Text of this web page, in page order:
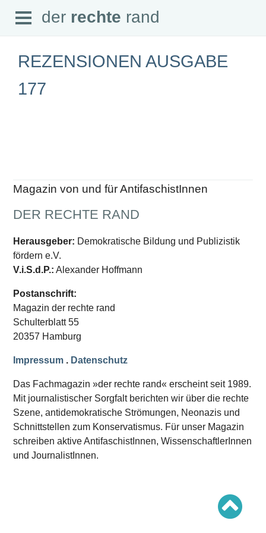
der rechte rand
Abonnement
Downloads
Datenschutz
SCHWERPUNKTE
Schwerpunkte Übersicht
Schwerpunkt AFD-Verbot
Schwerpunkt »Identitäre Bewegung«
Schwerpunkt »Reichsbürger«
Schwerpunkt NPD
Ausgaben Übersicht
Ausgabe 220
Ausgabe 219
Ausgabe 217
Ausgabe 216
Open
Menu
der rechte rand
REZENSIONEN AUSGABE
177
Magazin von und für AntifaschistInnen
DER RECHTE RAND
Herausgeber: Demokratische Bildung und Publizistik
fördern e.V.
V.i.S.d.P.: Alexander Hoffmann
Postanschrift:
Magazin der rechte rand
Schulterblatt 55
20357 Hamburg
Impressum . Datenschutz
Das Fachmagazin »der rechte rand« erscheint seit 1989.
Mit journalistischer Sorgfalt berichten wir über die rechte
Szene, antidemokratische Strömungen, Neonazis und
Schnittstellen zum Konservatismus. Für unser Magazin
schreiben aktive AntifaschistInnen, WissenschaftlerInnen
und JournalistInnen.